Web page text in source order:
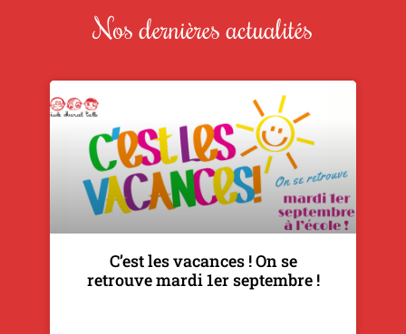
Nos dernières actualités
C’est les vacances ! On se
retrouve mardi 1er septembre !